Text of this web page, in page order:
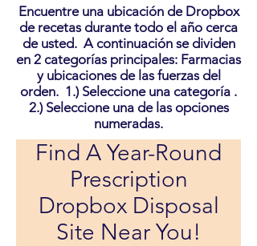
Encuentre una ubicación de Dropbox
de recetas durante todo el año cerca
de usted. A continuación se dividen
en 2 categorías principales: Farmacias
y ubicaciones de las fuerzas del
orden. 1.) Seleccione una categoría .
2.) Seleccione una de las opciones
numeradas.
Find A Year-Round
Prescription
Dropbox Disposal
Site Near You!